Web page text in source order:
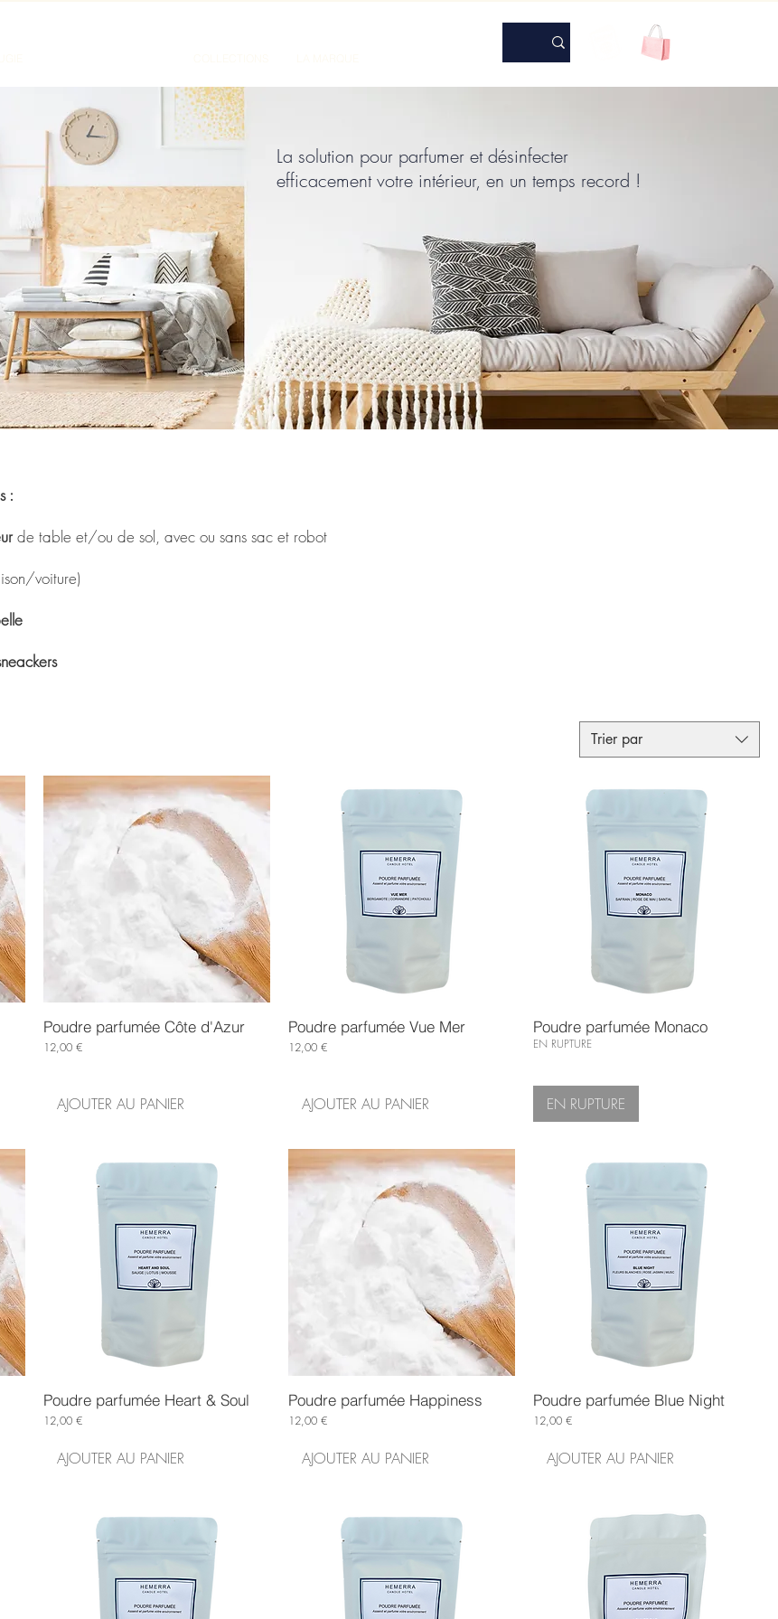
La solution pour parfumer et désinfecter
efficacement votre intérieur, en un temps record !
:
de table et/ou de sol, avec ou sans sac et robot
voiture)
Trier par
Poudre parfumée Côte d'Azur
Prix
12,00 €
AJOUTER AU PANIER
Poudre parfumée Vue Mer
Prix
12,00 €
AJOUTER AU PANIER
Poudre parfumée Monaco
EN RUPTURE
EN RUPTURE
Poudre parfumée Heart & Soul
Prix
12,00 €
AJOUTER AU PANIER
Poudre parfumée Happiness
Prix
12,00 €
AJOUTER AU PANIER
Poudre parfumée Blue Night
Prix
12,00 €
AJOUTER AU PANIER